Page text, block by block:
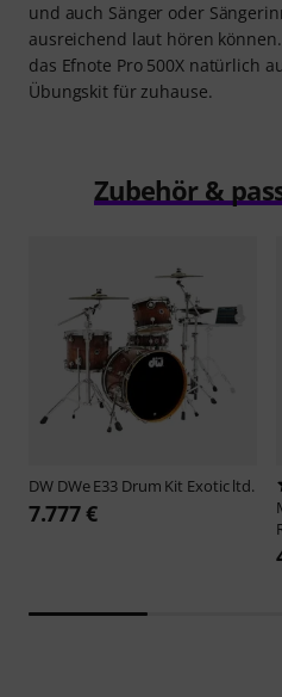
und auch Sänger oder
ausreichend laut hören
das Efnote Pro 500X natürlich
Übungskit für zuhause.
Zubehör &
DW DWe E33 Drum Kit Exotic ltd.
7.777 €